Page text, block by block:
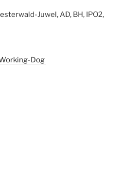
Juwel, AD, BH, IPO2,
Dog